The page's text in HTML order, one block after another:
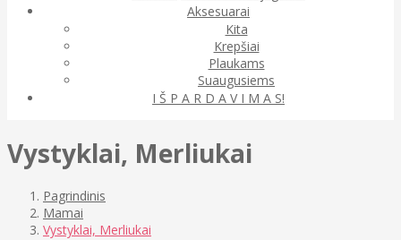
Aksesuarai
Kita
Krepšiai
Plaukams
Suaugusiems
I Š P A R D A V I M A S!
Vystyklai, Merliukai
Pagrindinis
Mamai
Vystyklai, Merliukai